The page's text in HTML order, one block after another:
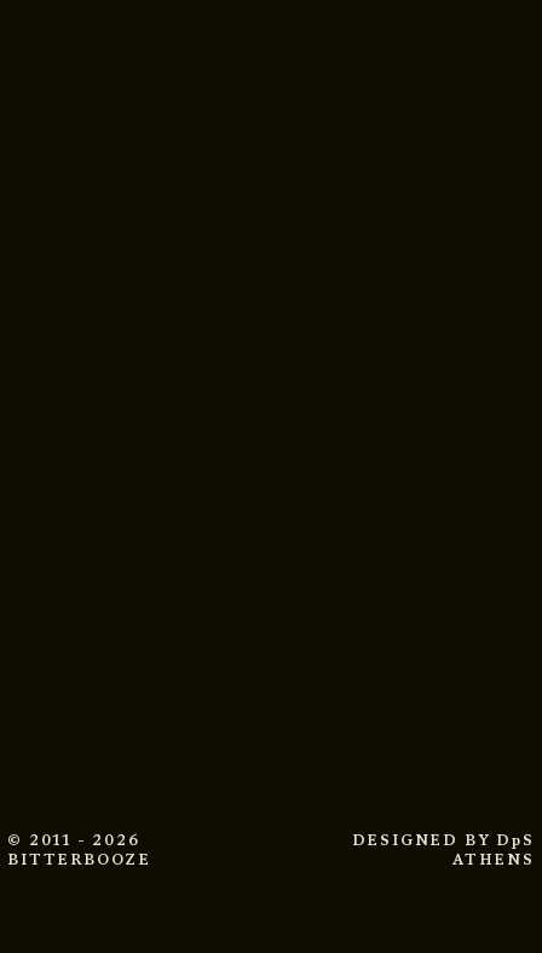
© 2011 - 2026
BITTERBOOZE
DESIGNED BY DpS
ATHENS